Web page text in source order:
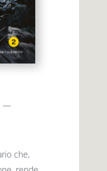
che,